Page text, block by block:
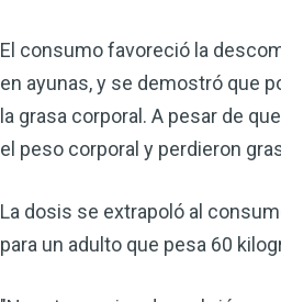
El consumo favoreció la
en ayunas, y se demostró que
la grasa corporal. A pesar de
el peso corporal y perdieron
La dosis se extrapoló al
para un adulto que pesa 60